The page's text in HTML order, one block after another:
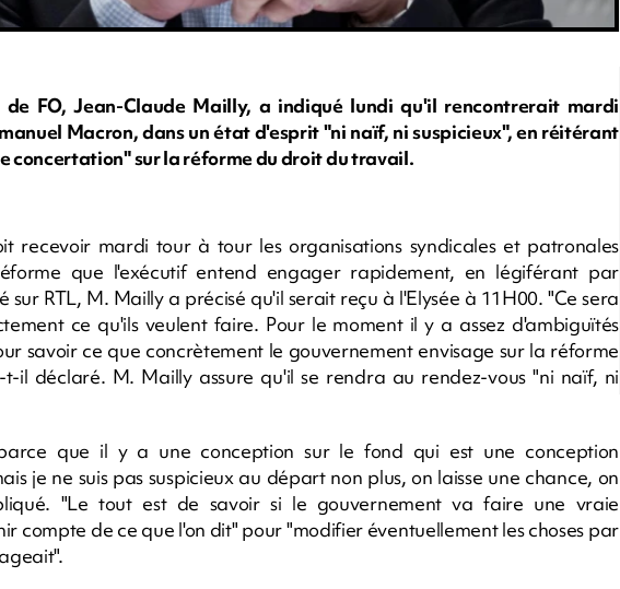
de FO, Jean-Claude Mailly, a indiqué lundi qu'il rencontrerait mardi
Macron, dans un état d'esprit "ni naïf, ni suspicieux", en réitérant
concertation" sur la réforme du droit du travail.
recevoir mardi tour à tour les organisations syndicales et patronales
que l'exécutif entend engager rapidement, en légiférant par
sur RTL, M. Mailly a précisé qu'il serait reçu à l'Elysée à 11H00. "Ce sera
ce qu'ils veulent faire. Pour le moment il y a assez d'ambiguïtés
savoir ce que concrètement le gouvernement envisage sur la réforme
il déclaré. M. Mailly assure qu'il se rendra au rendez-vous "ni naïf, ni
que il y a une conception sur le fond qui est une conception
je ne suis pas suspicieux au départ non plus, on laisse une chance, on
"Le tout est de savoir si le gouvernement va faire une vraie
compte de ce que l'on dit" pour "modifier éventuellement les choses par